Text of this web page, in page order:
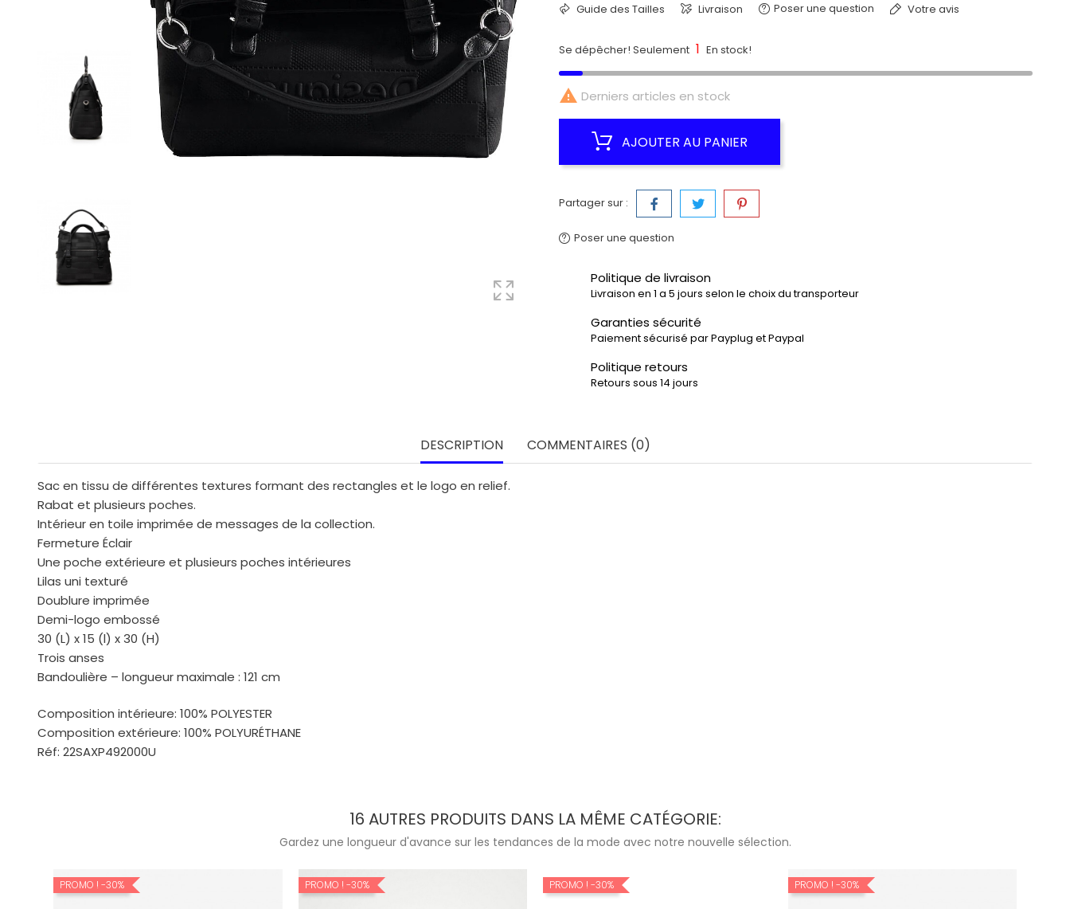
Guide des Tailles Livraison Poser une question Votre avis
Se dépêcher! Seulement 1 En stock!
 Derniers articles en stock
AJOUTER AU PANIER
Partager sur :
Poser une question
Politique de livraison
Livraison en 1 a 5 jours selon le choix du transporteur
Garanties sécurité
Paiement sécurisé par Payplug et Paypal
Politique retours
Retours sous 14 jours
DESCRIPTION COMMENTAIRES (0)
Sac en tissu de différentes textures formant des rectangles et le logo en relief.
Rabat et plusieurs poches.
Intérieur en toile imprimée de messages de la collection.
Fermeture Éclair
Une poche extérieure et plusieurs poches intérieures
Lilas uni texturé
Doublure imprimée
Demi-logo embossé
30 (L) x 15 (l) x 30 (H)
Trois anses
Bandoulière – longueur maximale : 121 cm
Composition intérieure: 100% POLYESTER
Composition extérieure: 100% POLYURÉTHANE
Réf: 22SAXP492000U
16 AUTRES PRODUITS DANS LA MÊME CATÉGORIE:
Gardez une longueur d'avance sur les tendances de la mode avec notre nouvelle sélection.
PROMO ! -30% PROMO ! -30% PROMO ! -30% PROMO ! -30%